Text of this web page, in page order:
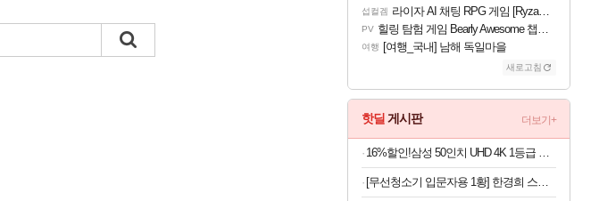
섭컬겜 라이자 AI 채팅 RPG 게임 [RyzaChat: AI] 공개
PV 힐링 탐험 게임 Bearly Awesome 챕터 1 트레일러
여행 [여행_국내] 남해 독일마을
새로고침
핫딜 게시판 더보기+
16%할인!삼성 50인치 UHD 4K 1등급 비즈니스TV LH50BEFHLGFXKR 스탠드형
[무선청소기 입문자용 1황] 한경희 스테이션 자동먼지비움 무선청소기